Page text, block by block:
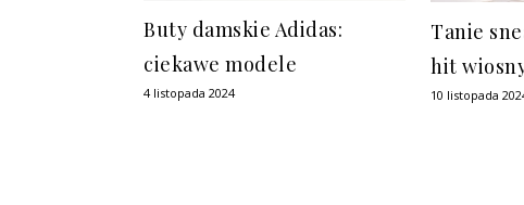
Buty damskie Adidas:
ciekawe modele
4 listopada 2024
Tanie
hit
10 listopada